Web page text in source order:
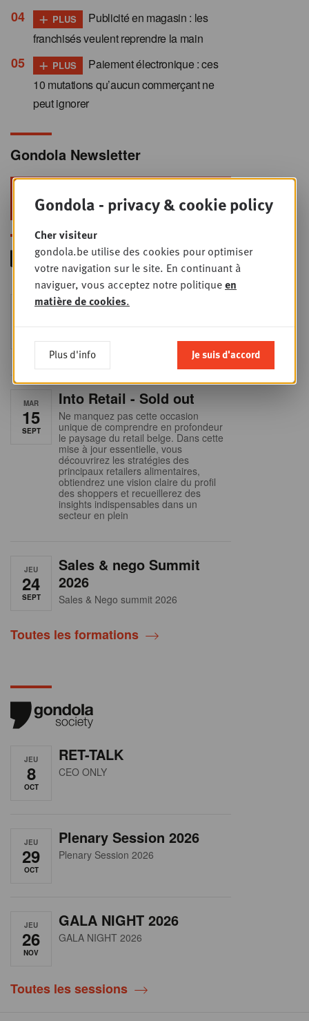
+ PLUS
Publicité en magasin : les
franchisés veulent reprendre la main
+ PLUS
Paiement électronique : ces
10 mutations qu’aucun commerçant ne
peut ignorer
Gondola Newsletter
foodservice !
MER
Foodservice - Joint
onderhandelingstafel is geen toeval!
MAR
15
SEPT
Into Retail - Sold out
Ne manquez pas cette occasion
unique de comprendre en profondeur
le paysage du retail belge. Dans cette
mise à jour essentielle, vous
découvrirez les stratégies des
principaux retailers alimentaires,
obtiendrez une vision claire du profil
des shoppers et recueillerez des
insights indispensables dans un
secteur en plein
JEU
24
SEPT
Sales & nego Summit
2026
Sales & Nego summit 2026
Toutes les formations
JEU
8
OCT
RET-TALK
CEO ONLY
JEU
29
OCT
Plenary Session 2026
Plenary Session 2026
JEU
26
NOV
GALA NIGHT 2026
GALA NIGHT 2026
Toutes les sessions
Gondola - privacy & cookie policy
Cher visiteur
gondola.be utilise des cookies pour optimiser
votre navigation sur le site. En continuant à
naviguer, vous acceptez notre politiqueen
matière de cookies.
Plus d'info Je suis d'accord